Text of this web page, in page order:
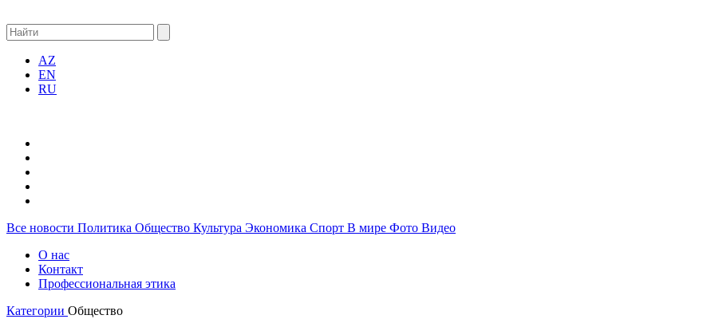
AZ
EN
RU
Все новости Политика Общество Культура Экономика Спорт В мире Фото Видео
О нас
Контакт
Профессиональная этика
Категории Общество